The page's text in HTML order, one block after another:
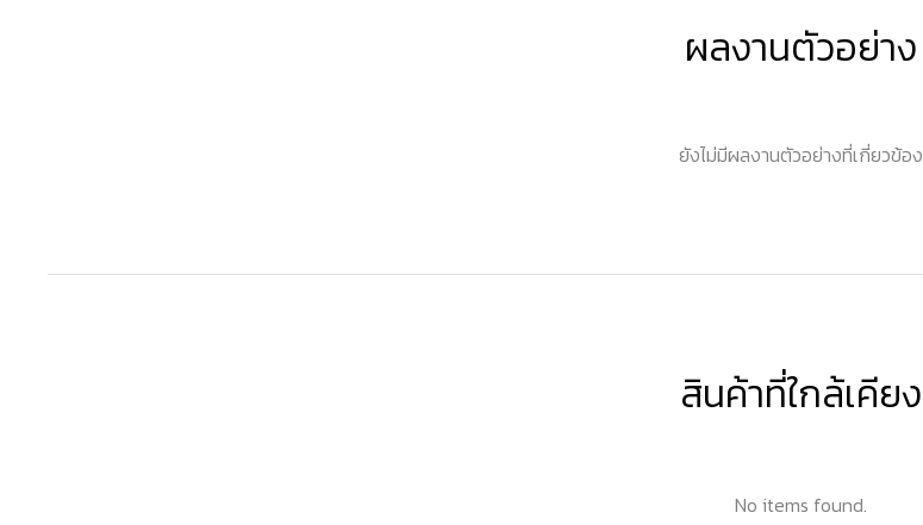
ผลงานตัวอย่าง
ยังไม่มีผลงานตัวอย่างที่เกี่ยวข้อง
สินค้าที่ใกล้เคียง
No items found.